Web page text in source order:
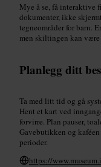
Mye å se, få interaktive
dokumenter, ikke
tegneområder for barn.
men skiltingen kan
Planlegg ditt
Ta med litt tid og gå
Hent et kart ved
forvirre. Plan pauser,
Gavebutikken og
perioder.
https://